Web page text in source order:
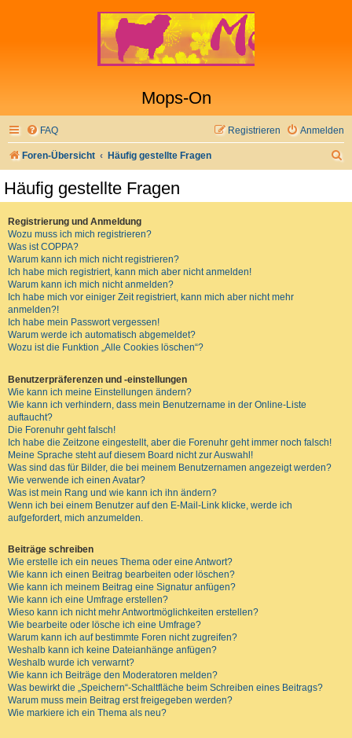
Mops-On
FAQ Anmelden
Registrieren
Foren-Übersicht Häufig gestellte Fragen
Häufig gestellte Fragen
Registrierung und Anmeldung
Wozu muss ich mich registrieren?
Was ist COPPA?
Warum kann ich mich nicht registrieren?
Ich habe mich registriert, kann mich aber nicht anmelden!
Warum kann ich mich nicht anmelden?
Ich habe mich vor einiger Zeit registriert, kann mich aber nicht mehr
anmelden?!
Ich habe mein Passwort vergessen!
Warum werde ich automatisch abgemeldet?
Wozu ist die Funktion „Alle Cookies löschen“?
Benutzerpräferenzen und -einstellungen
Wie kann ich meine Einstellungen ändern?
Wie kann ich verhindern, dass mein Benutzername in der Online-Liste
auftaucht?
Die Forenuhr geht falsch!
Ich habe die Zeitzone eingestellt, aber die Forenuhr geht immer noch falsch!
Meine Sprache steht auf diesem Board nicht zur Auswahl!
Was sind das für Bilder, die bei meinem Benutzernamen angezeigt werden?
Wie verwende ich einen Avatar?
Was ist mein Rang und wie kann ich ihn ändern?
Wenn ich bei einem Benutzer auf den E-Mail-Link klicke, werde ich
aufgefordert, mich anzumelden.
Beiträge schreiben
Wie erstelle ich ein neues Thema oder eine Antwort?
Wie kann ich einen Beitrag bearbeiten oder löschen?
Wie kann ich meinem Beitrag eine Signatur anfügen?
Wie kann ich eine Umfrage erstellen?
Wieso kann ich nicht mehr Antwortmöglichkeiten erstellen?
Wie bearbeite oder lösche ich eine Umfrage?
Warum kann ich auf bestimmte Foren nicht zugreifen?
Weshalb kann ich keine Dateianhänge anfügen?
Weshalb wurde ich verwarnt?
Wie kann ich Beiträge den Moderatoren melden?
Was bewirkt die „Speichern“-Schaltfläche beim Schreiben eines Beitrags?
Warum muss mein Beitrag erst freigegeben werden?
Wie markiere ich ein Thema als neu?